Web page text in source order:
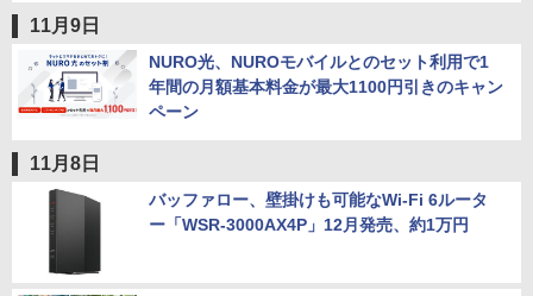
11月9日
NURO光、NUROモバイルとのセット利用で1
年間の月額基本料金が最大1100円引きのキャン
ペーン
11月8日
バッファロー、壁掛けも可能なWi-Fi 6ルータ
ー「WSR-3000AX4P」12月発売、約1万円